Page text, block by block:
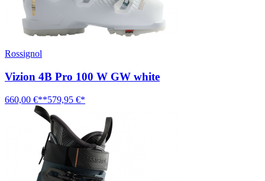
Rossignol
Vizion 4B Pro 100 W GW white
660,00 €**579,95 €*